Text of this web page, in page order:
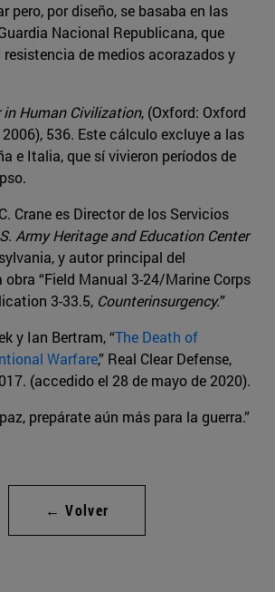
pero, por diseño, se basaba en las
Nacional Republicana, que
de medios acorazados y
in Human Civilization, (Oxford: Oxford
536. Este cálculo excluye a las
e Italia, que sí vivieron períodos de
Crane es Director de los Servicios
Army Heritage and Education Center
y autor principal del
obra “Field Manual 3-24/Marine Corps
3-33.5, Counterinsurgency.”
y Ian Bertram, “The Death of
Warfare,” Real Clear Defense,
(accedido el 28 de mayo de 2020).
prepárate aún más para la guerra.”
← Volver